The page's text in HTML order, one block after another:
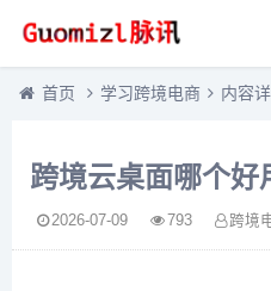
首页 学习跨境电商 内容
跨境云桌面哪个好
2026-07-09 793 跨境